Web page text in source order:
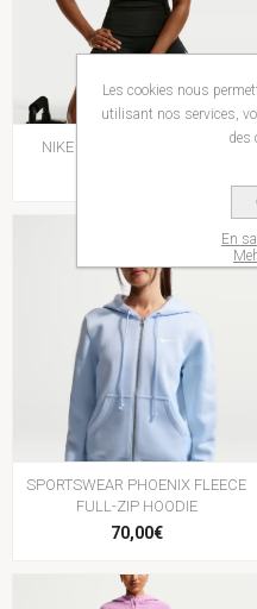
NIKE ONE FITTED WOMEN'S
SPORTSWEAR PHOENIX FLEECE
FULL-ZIP HOODIE
70,00€
Les cookies nous
utilisant nos services,
des
En